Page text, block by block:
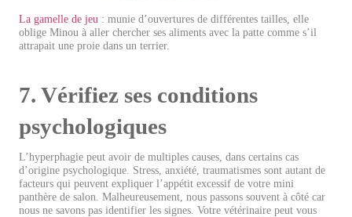
La gamelle de jeu : munie d’ouvertures de différentes tailles, elle
oblige Minou à aller chercher ses aliments avec la patte comme s’il
attrapait une proie dans un terrier.
7. Vérifiez ses conditions
psychologiques
L’hyperphagie peut avoir de multiples causes, dans certains cas
d’origine psychologique. Stress, anxiété, traumatismes sont autant de
facteurs qui peuvent expliquer l’appétit excessif de votre mini
panthère de salon. Malheureusement, nous passons souvent à côté car
nous ne savons pas identifier les signes. Votre vétérinaire peut vous